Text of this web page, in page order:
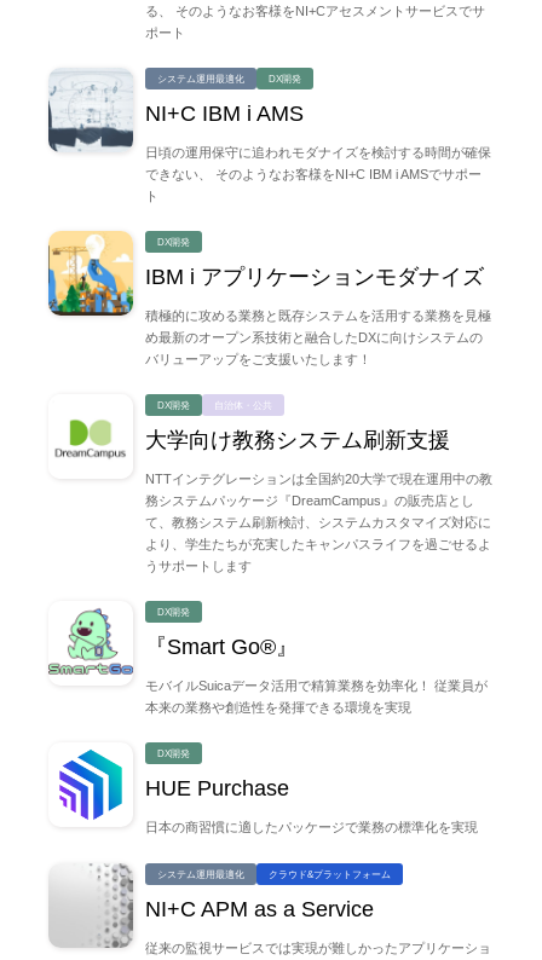
る、 そのようなお客様をNI+Cアセスメントサービスでサ
ポート
システム運用最適化 DX開発
NI+C IBM i AMS
日頃の運用保守に追われモダナイズを検討する時間が確保
できない、 そのようなお客様をNI+C IBM i AMSでサポー
ト
DX開発
IBM i アプリケーションモダナイズ
積極的に攻める業務と既存システムを活用する業務を見極
め最新のオープン系技術と融合したDXに向けシステムの
バリューアップをご支援いたします！
DX開発 自治体・公共
大学向け教務システム刷新支援
NTTインテグレーションは全国約20大学で現在運用中の教
務システムパッケージ『DreamCampus』の販売店とし
て、教務システム刷新検討、システムカスタマイズ対応に
より、学生たちが充実したキャンパスライフを過ごせるよ
うサポートします
DX開発
『Smart Go®』
モバイルSuicaデータ活用で精算業務を効率化！ 従業員が
本来の業務や創造性を発揮できる環境を実現
DX開発
HUE Purchase
日本の商習慣に適したパッケージで業務の標準化を実現
システム運用最適化 クラウド&プラットフォーム
NI+C APM as a Service
従来の監視サービスでは実現が難しかったアプリケーショ